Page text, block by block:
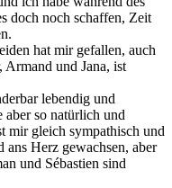
doch noch schaffen, Zeit
hat mir gefallen, auch
und Jana, ist
lebendig und
aber so natürlich und
mir gleich sympathisch und
Herz gewachsen, aber
und Sébastien sind